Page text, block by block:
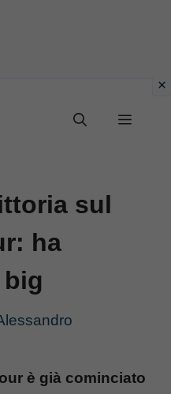
Menu
sul
ha
è già cominciato